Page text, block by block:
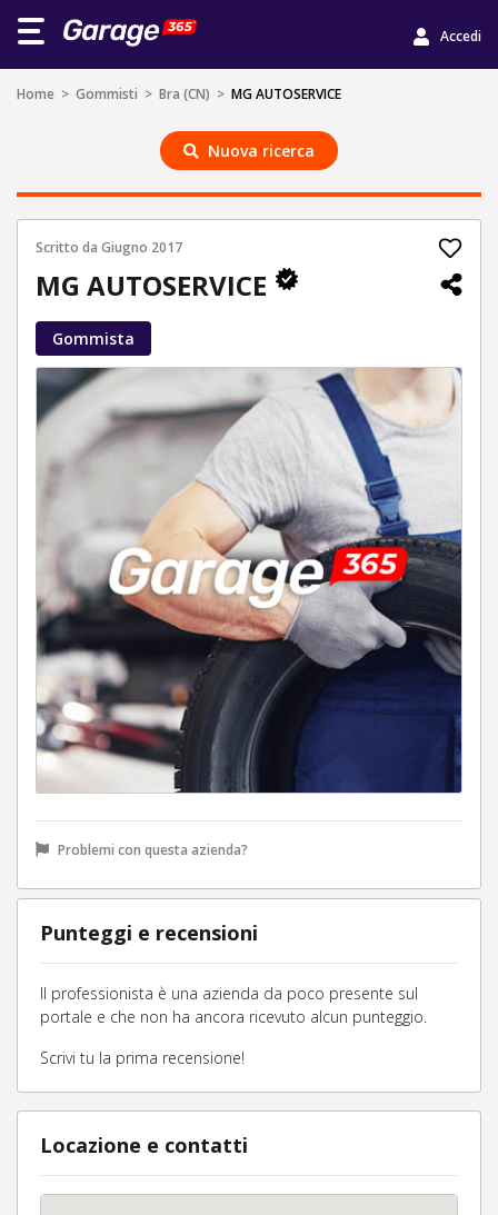
Accedi
Home > Gommisti > Bra (CN) > MG AUTOSERVICE
Nuova ricerca
Scritto da Giugno 2017
MG AUTOSERVICE
Gommista
Problemi con questa azienda?
Punteggi e recensioni
Il professionista è una azienda da poco presente sul
portale e che non ha ancora ricevuto alcun punteggio.
Scrivi tu la prima recensione!
Locazione e contatti